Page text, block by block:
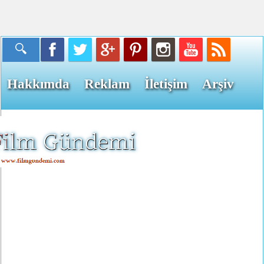
Hakkımda Reklam İletişim Arşiv